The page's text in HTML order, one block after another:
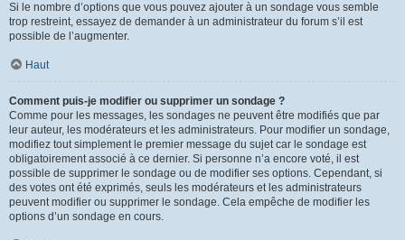
Si le nombre d’options que vous pouvez ajouter à un sondage vous semble
trop restreint, essayez de demander à un administrateur du forum s’il est
possible de l’augmenter.
Haut
Comment puis-je modifier ou supprimer un sondage ?
Comme pour les messages, les sondages ne peuvent être modifiés que par
leur auteur, les modérateurs et les administrateurs. Pour modifier un sondage,
modifiez tout simplement le premier message du sujet car le sondage est
obligatoirement associé à ce dernier. Si personne n’a encore voté, il est
possible de supprimer le sondage ou de modifier ses options. Cependant, si
des votes ont été exprimés, seuls les modérateurs et les administrateurs
peuvent modifier ou supprimer le sondage. Cela empêche de modifier les
options d’un sondage en cours.